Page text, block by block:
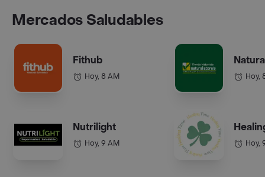
Mercados Saludables
Fithub
Hoy, 8 AM
Nutrilight
Hoy, 9 AM
Hoy,
Hoy,